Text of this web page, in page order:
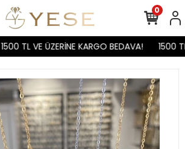
1500 TL VE ÜZERİNE KARGO BEDAVA! 1500
0